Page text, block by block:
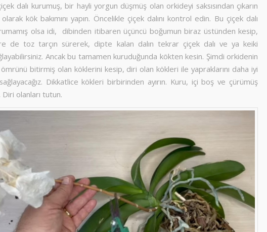
dalı kurumuş, bir hayli yorgun düşmüş olan orkideyi saksısından çıkarın
kök bakımını yapın. Öncelikle çiçek dalını kontrol edin. Bu çiçek dalı
olsa idi, dibinden itibaren üçüncü boğumun biraz üstünden kesip,
de toz tarçın sürerek, dipte kalan dalın tekrar çiçek dalı ve ya keiki
Ancak bu tamamen kuruduğunda kökten kesin. Şimdi orkidenin
ömrünü bitirmiş olan köklerini kesip, diri olan kökleri ile yapraklarını daha iyi
Dikkatlice kökleri birbirinden ayırın. Kuru, içi boş ve çürümüş
Diri olanları tutun.